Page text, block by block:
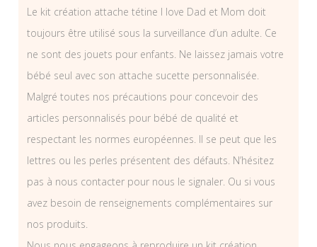
Le kit création attache tétine I love Dad et Mom doit
toujours être utilisé sous la surveillance d’un adulte. Ce
ne sont des jouets pour enfants. Ne laissez jamais votre
bébé seul avec son attache sucette personnalisée.
Malgré toutes nos précautions pour concevoir des
articles personnalisés pour bébé de qualité et
respectant les normes européennes. Il se peut que les
lettres ou les perles présentent des défauts. N’hésitez
pas à nous contacter pour nous le signaler. Ou si vous
avez besoin de renseignements complémentaires sur
nos produits.